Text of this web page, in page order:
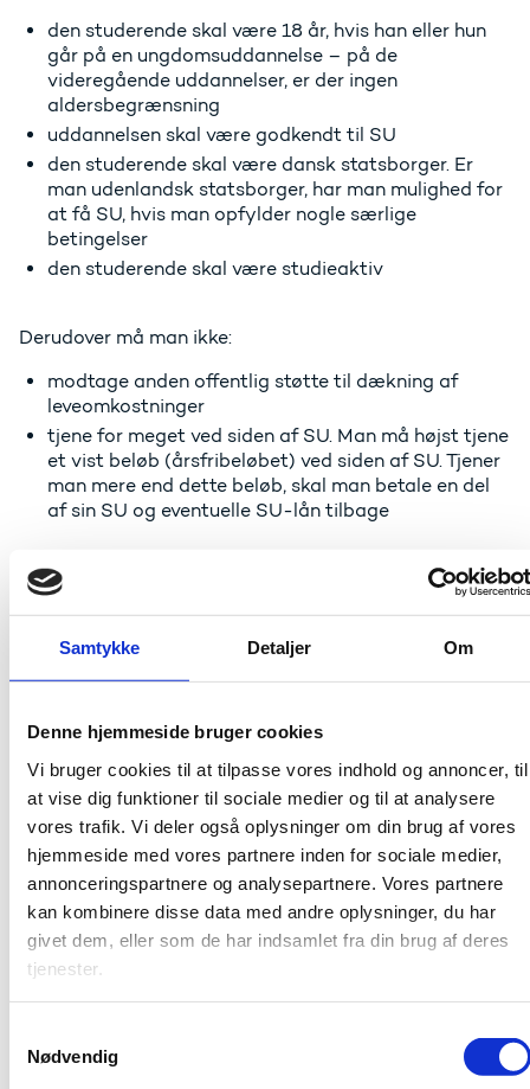
Samtykke Detaljer Om
Denne hjemmeside bruger cookies
Vi bruger cookies til at tilpasse vores indhold og annoncer, til
at vise dig funktioner til sociale medier og til at analysere
vores trafik. Vi deler også oplysninger om din brug af vores
hjemmeside med vores partnere inden for sociale medier,
annonceringspartnere og analysepartnere. Vores partnere
kan kombinere disse data med andre oplysninger, du har
givet dem, eller som de har indsamlet fra din brug af deres
tjenester.
Nødvendig
den studerende skal være 18 år, hvis han eller hun
går på en ungdomsuddannelse – på de
videregående uddannelser, er der ingen
aldersbegrænsning
uddannelsen skal være godkendt til SU
den studerende skal være dansk statsborger. Er
man udenlandsk statsborger, har man mulighed for
at få SU, hvis man opfylder nogle særlige
betingelser
den studerende skal være studieaktiv
Derudover må man ikke:
modtage anden offentlig støtte til dækning af
leveomkostninger
tjene for meget ved siden af SU. Man må højst tjene
et vist beløb (årsfribeløbet) ved siden af SU. Tjener
man mere end dette beløb, skal man betale en del
af sin SU og eventuelle SU-lån tilbage
Satser for SU
hvor gammel man er, hvis man går på en
ungdomsuddannelse
om man er ude- eller hjemmeboende
SU-satser på su.dk
Sådan får man SU
De studerende skal søge SU i selvbetjeningssystemet
minSU.
Log ind i minSU på su.dk
Man kan tidligst søge SU, når man har fået besked om,
at man er optaget på en uddannelse – og tidligst en